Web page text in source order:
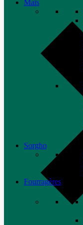
Maïs
Sorgho
Fourragères